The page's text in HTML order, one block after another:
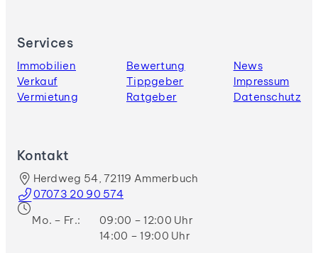
Services
Immobilien
Verkauf
Vermietung
Bewertung
Tippgeber
Ratgeber
News
Impressum
Datenschutz
Kontakt
Herdweg 54, 72119 Ammerbuch
07073 20 90 574
Mo. – Fr.:
09:00 – 12:00 Uhr
14:00 – 19:00 Uhr